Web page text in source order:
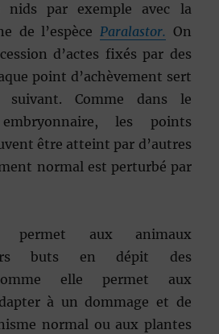
nids par exemple avec la
de l’espèce Paralastor. On
d’actes fixés par des
point d’achèvement sert
Comme dans le
embryonnaire, les points
être atteint par d’autres
normal est perturbé par
permet aux animaux
buts en dépit des
elle permet aux
à un dommage et de
normal ou aux plantes